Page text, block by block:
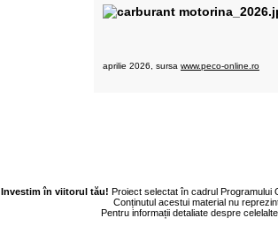
aprilie 2026, sursa www.peco-online.ro
Investim în viitorul tău! Proiect selectat în cadrul Programului
Conținutul acestui material nu
Pentru informații detaliate despre